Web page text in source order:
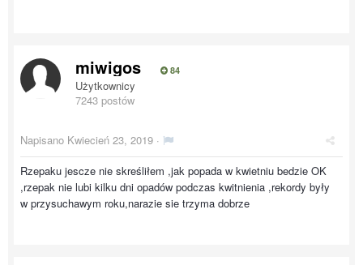
miwigos 84
Użytkownicy
7243 postów
Napisano Kwiecień 23, 2019 ·
Rzepaku jescze nie skreśliłem ,jak popada w kwietniu bedzie OK
,rzepak nie lubi kilku dni opadów podczas kwitnienia ,rekordy były
w przysuchawym roku,narazie sie trzyma dobrze